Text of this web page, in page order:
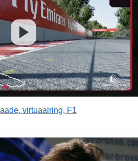
virtuaalring, F1